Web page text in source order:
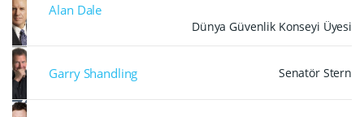
Alan Dale
Dünya Güvenlik Konseyi Üyesi
Garry Shandling Senatör Stern